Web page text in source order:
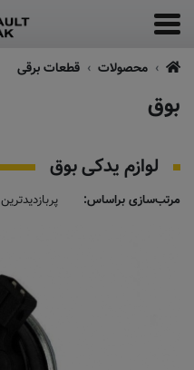
محصولات قطعات برقی
بوق
لوازم یدکی بوق
مرتب‌سازی براساس: پربازدیدترین